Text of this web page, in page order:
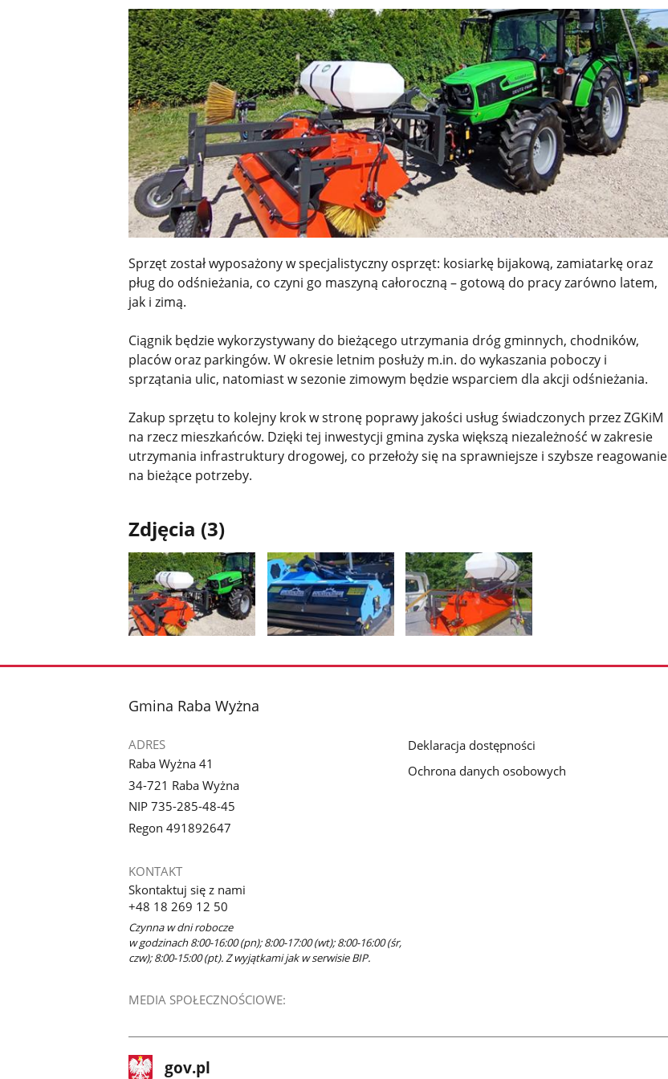
Sprzęt został wyposażony w specjalistyczny osprzęt: kosiarkę bijakową, zamiatarkę oraz
pług do odśnieżania, co czyni go maszyną całoroczną – gotową do pracy zarówno latem,
jak i zimą.
Ciągnik będzie wykorzystywany do bieżącego utrzymania dróg gminnych, chodników,
placów oraz parkingów. W okresie letnim posłuży m.in. do wykaszania poboczy i
sprzątania ulic, natomiast w sezonie zimowym będzie wsparciem dla akcji odśnieżania.
Zakup sprzętu to kolejny krok w stronę poprawy jakości usług świadczonych przez ZGKiM
na rzecz mieszkańców. Dzięki tej inwestycji gmina zyska większą niezależność w zakresie
utrzymania infrastruktury drogowej, co przełoży się na sprawniejsze i szybsze reagowanie
na bieżące potrzeby.
Zdjęcia (3)
galerii.
stopka
Gmina Raba Wyżna
ADRES
Raba Wyżna 41
34-721 Raba Wyżna
NIP 735-285-48-45
Regon 491892647
KONTAKT
Skontaktuj się z nami
+48 18 269 12 50
Czynna w dni robocze
w godzinach 8:00-16:00 (pn); 8:00-17:00 (wt); 8:00-16:00 (śr,
czw); 8:00-15:00 (pt). Z wyjątkami jak w serwisie BIP.
MEDIA SPOŁECZNOŚCIOWE:
Deklaracja dostępności
Ochrona danych osobowych
stopka
gov.pl Strona
gov.pl